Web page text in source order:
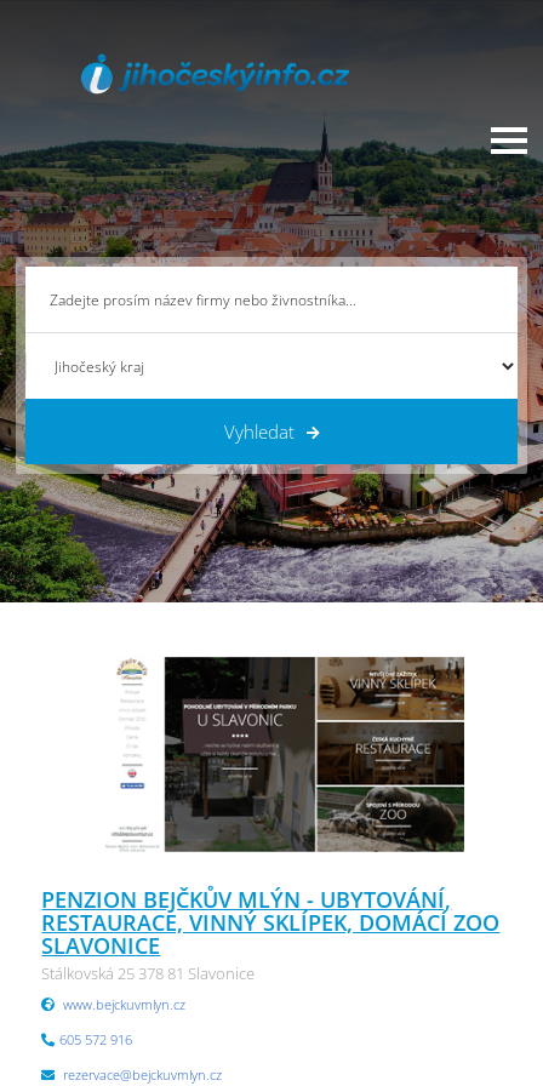
Vyhledat
PENZION BEJČKŮV MLÝN - UBYTOVÁNÍ,
RESTAURACE, VINNÝ SKLÍPEK, DOMÁCÍ ZOO
SLAVONICE
Stálkovská 25 378 81 Slavonice
www.bejckuvmlyn.cz
605 572 916
rezervace@bejckuvmlyn.cz